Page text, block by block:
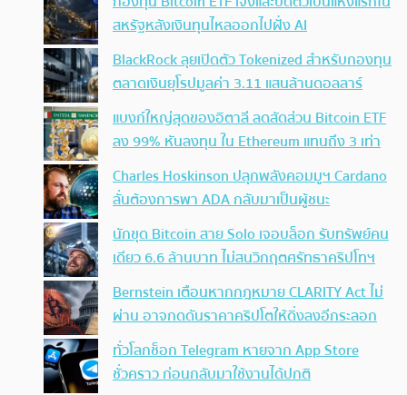
สหรัฐหลังเงินทุนไหลออกไปฝั่ง AI
BlackRock ลุยเปิดตัว Tokenized สำหรับกองทุน
ตลาดเงินยุโรปมูลค่า 3.11 แสนล้านดอลลาร์
แบงก์ใหญ่สุดของอิตาลี ลดสัดส่วน Bitcoin ETF
ลง 99% หันลงทุน ใน Ethereum แทนถึง 3 เท่า
Charles Hoskinson ปลุกพลังคอมมูฯ Cardano
ลั่นต้องการพา ADA กลับมาเป็นผู้ชนะ
นักขุด Bitcoin สาย Solo เจอบล็อก รับทรัพย์คน
เดียว 6.6 ล้านบาท ไม่สนวิกฤตศรัทธาคริปโทฯ
Bernstein เตือนหากกฎหมาย CLARITY Act ไม่
ผ่าน อาจกดดันราคาคริปโตให้ดิ่งลงอีกระลอก
ทั่วโลกช็อก Telegram หายจาก App Store
ชั่วคราว ก่อนกลับมาใช้งานได้ปกติ